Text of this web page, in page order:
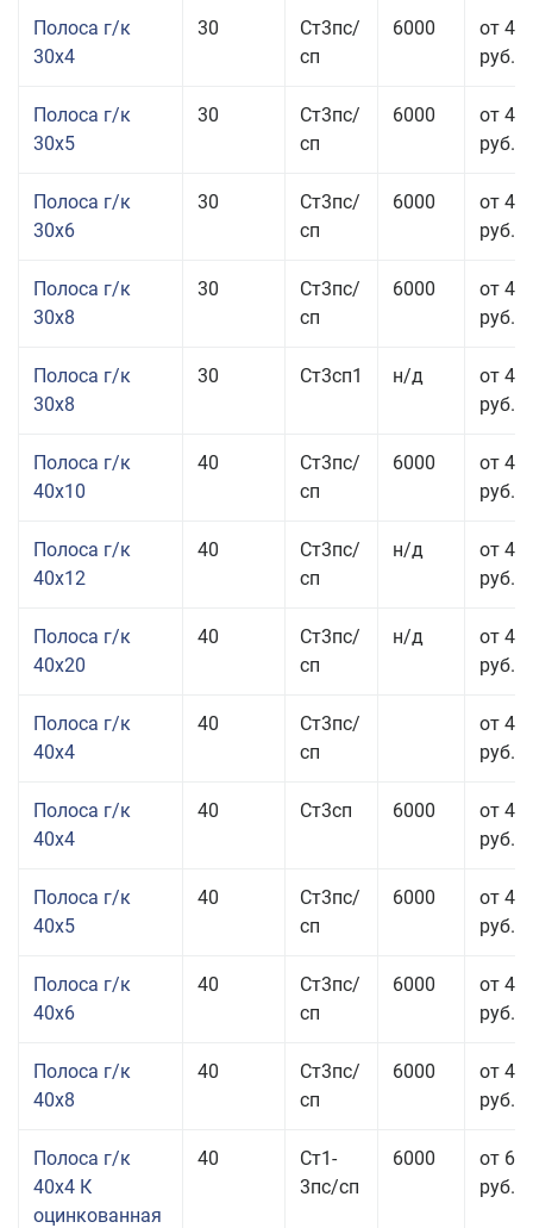
Полоса г/к
30x4
30
Ст3пс/
сп
6000
от 44
руб.
Полоса г/к
30x5
30
Ст3пс/
сп
6000
от 43
руб.
Полоса г/к
30x6
30
Ст3пс/
сп
6000
от 46
руб.
Полоса г/к
30x8
30
Ст3пс/
сп
6000
от 43
руб.
Полоса г/к
30x8
30 Ст3сп1 н/д
от 43
руб.
Полоса г/к
40x10
40
Ст3пс/
сп
6000
от 44
руб.
Полоса г/к
40x12
40
Ст3пс/
сп
н/д
от 48
руб.
Полоса г/к
40x20
40
Ст3пс/
сп
н/д
от 44
руб.
Полоса г/к
40x4
40
Ст3пс/
сп
от 42
руб.
Полоса г/к
40x4
40 Ст3сп 6000
от 42
руб.
Полоса г/к
40x5
40
Ст3пс/
сп
6000
от 43
руб.
Полоса г/к
40x6
40
Ст3пс/
сп
6000
от 43
руб.
Полоса г/к
40x8
40
Ст3пс/
сп
6000
от 43
руб.
Полоса г/к
40x4 К
оцинкованная
40
Ст1-
3пс/сп
6000
от 68
руб.